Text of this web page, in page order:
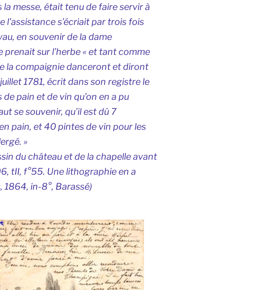
messe, était tenu de faire servir à
l’assistance s’écriait par trois fois
, en souvenir de la dame
sur l’herbe « et tant comme
la compaignie danceront et diront
1781, écrit dans son registre le
pain et de vin qu’on en a pu
se souvenir, qu’il est dû 7
pain, et 40 pintes de vin pour les
»
du château et de la chapelle avant
tII, f°55. Une lithographie en a
1864, in-8°, Barassé)